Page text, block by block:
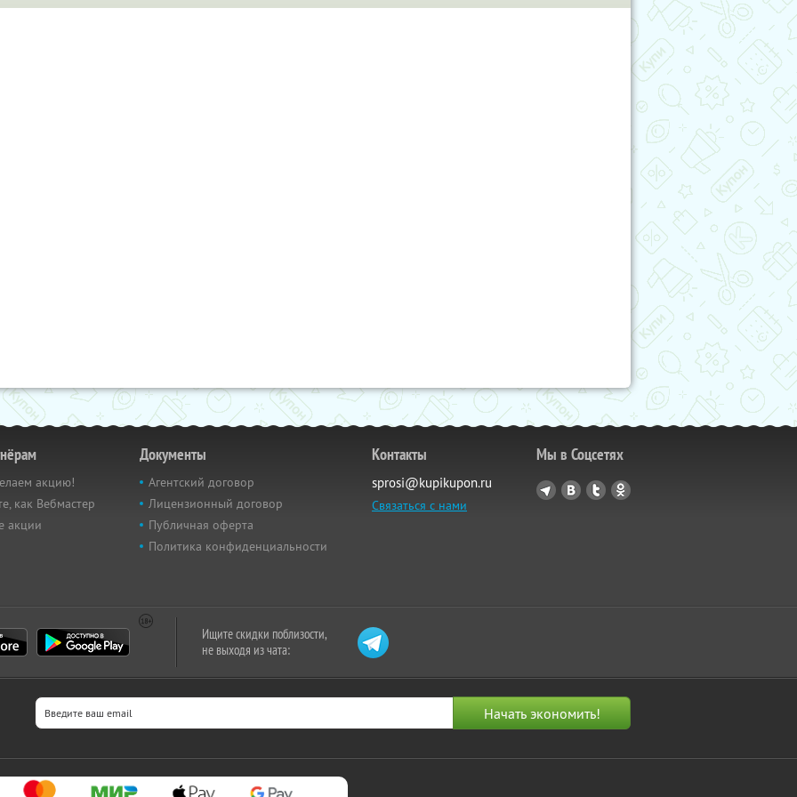
акцию!
как Вебмастер
акции
Документы
Агентский договор
Лицензионный договор
Публичная оферта
Политика конфиденциальности
Контакты
sprosi@kupikupon.ru
Связаться с нами
Мы в Соцсетях
Ищите скидки поблизости,
не выходя из чата: